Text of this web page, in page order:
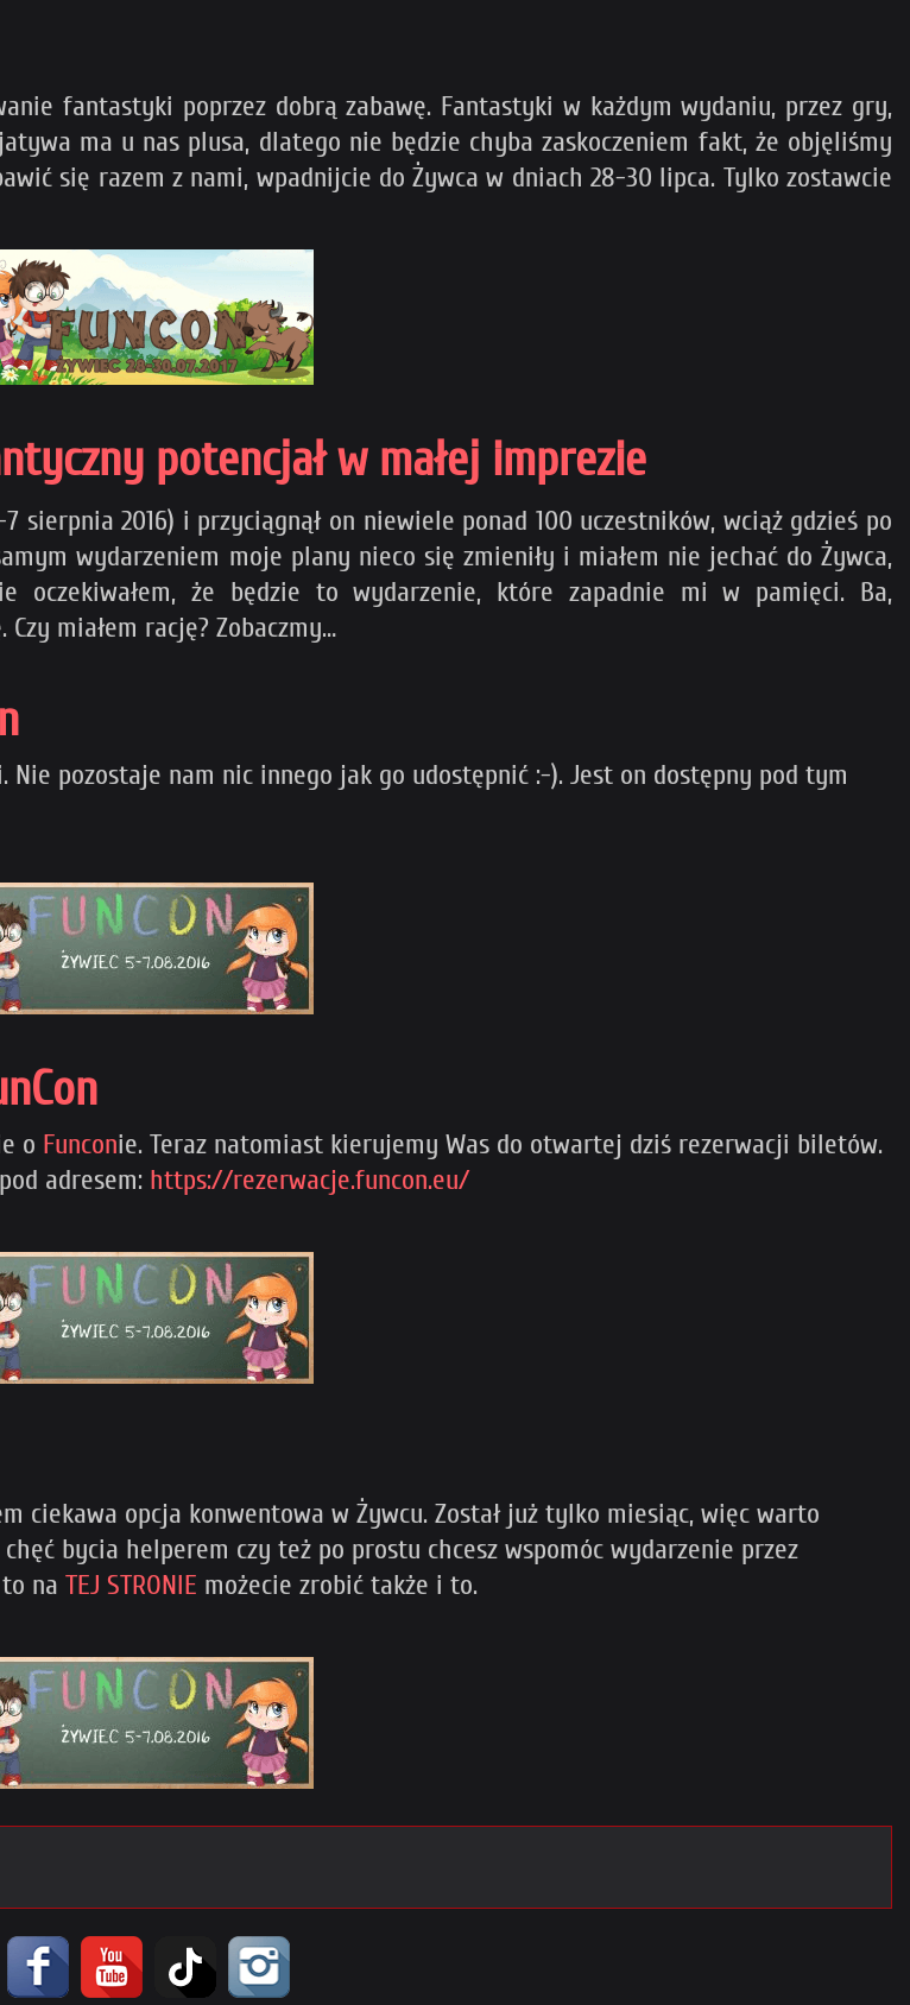
fantastyki poprzez dobrą zabawę. Fantastyki w każdym wydaniu, przez gry,
ma u nas plusa, dlatego nie będzie chyba zaskoczeniem fakt, że objęliśmy
się razem z nami, wpadnijcie do Żywca w dniach 28-30 lipca. Tylko zostawcie
potencjał w małej imprezie
2016) i przyciągnął on niewiele ponad 100 uczestników, wciąż gdzieś po
wydarzeniem moje plany nieco się zmieniły i miałem nie jechać do Żywca,
oczekiwałem, że będzie to wydarzenie, które zapadnie mi w pamięci. Ba,
miałem rację? Zobaczmy…
pozostaje nam nic innego jak go udostępnić :-). Jest on dostępny pod tym
o Funconie. Teraz natomiast kierujemy Was do otwartej dziś rezerwacji biletów.
adresem: https://rezerwacje.funcon.eu/
ciekawa opcja konwentowa w Żywcu. Został już tylko miesiąc, więc warto
bycia helperem czy też po prostu chcesz wspomóc wydarzenie przez
na TEJ STRONIE możecie zrobić także i to.